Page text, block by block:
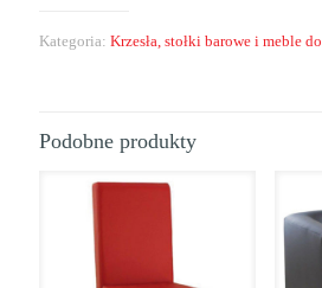
Kategoria: Krzesła, stołki barowe i meble
Podobne produkty